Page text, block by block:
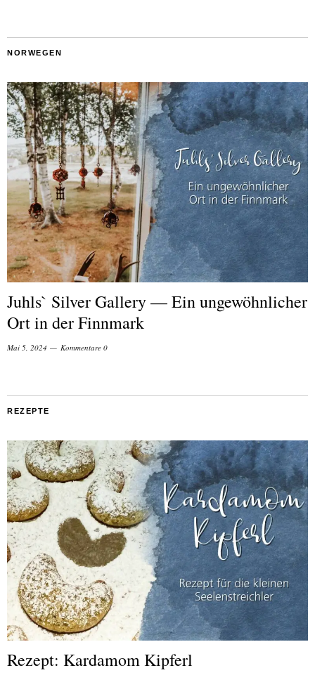
NORWEGEN
Juhls` Silver Gallery — Ein ungewöhnlicher
Ort in der Finnmark
Mai 5, 2024 Kommentare 0
REZEPTE
Rezept: Kardamom Kipferl